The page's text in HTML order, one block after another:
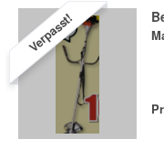
Verpasst!